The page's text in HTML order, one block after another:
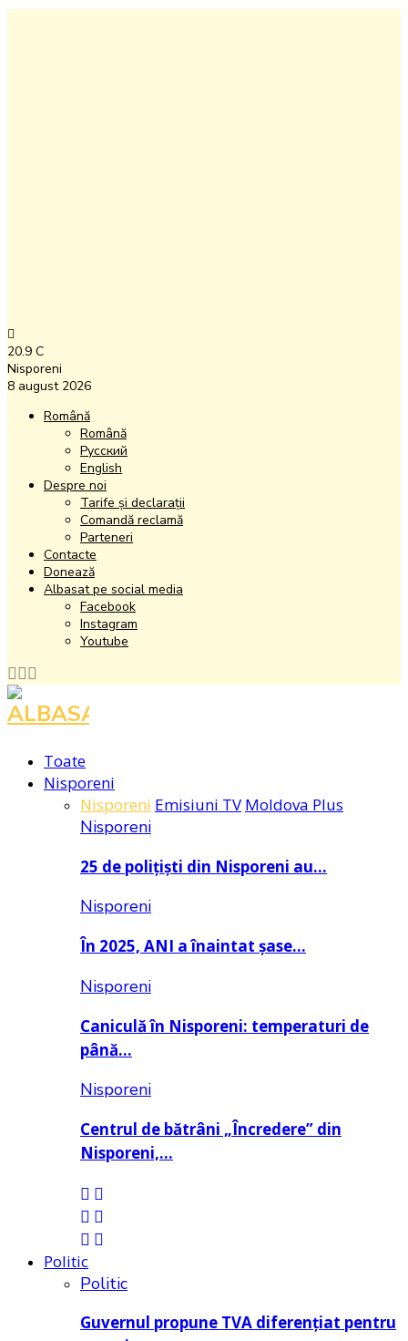
20.9 C
Nisporeni
8 august 2026
Română
Română
Русский
English
Despre noi
Tarife și declarații
Comandă reclamă
Parteneri
Contacte
Donează
Albasat pe social media
Facebook
Instagram
Youtube
Facebook
Instagram
Toate
Nisporeni
Nisporeni Emisiuni TV Moldova Plus
Nisporeni
25 de polițiști din Nisporeni au…
Nisporeni
În 2025, ANI a înaintat șase…
Nisporeni
Caniculă în Nisporeni: temperaturi de
până…
Nisporeni
Centrul de bătrâni „Încredere” din
Nisporeni,…
Politic
Politic
Guvernul propune TVA diferențiat pentru